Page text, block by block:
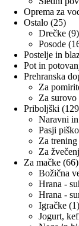
Oprema za
Ostalo 2525
Drečke 99
Posode
Postelje in
Pot in
Prehranska
Za
Za surovo
Priboljški 129
Naravni
Pasji
Za trening
Za
Za mačke 6666
Božična
Hrana -
Hrana -
Igračke 11
Jogurt,